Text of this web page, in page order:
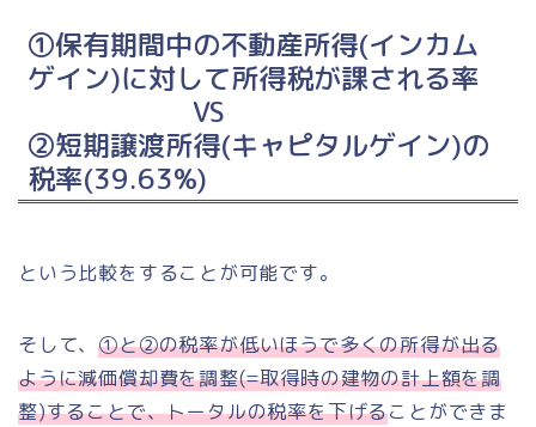
①保有期間中の不動産所得(インカム
ゲイン)に対して所得税が課される率
VS
②短期譲渡所得(キャピタルゲイン)の
税率(39.63%)
という比較をすることが可能です。
そして、①と②の税率が低いほうで多くの所得が出る
ように減価償却費を調整(=取得時の建物の計上額を調
整)することで、トータルの税率を下げることができま